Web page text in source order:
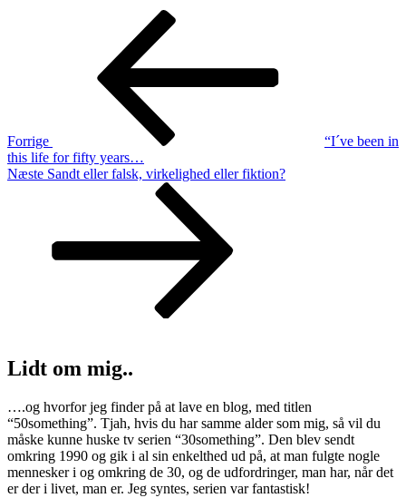
Indlægsnavigation
Forrige
“I´ve been in
this life for fifty years…
Næste
Næste Sandt eller falsk, virkelighed eller fiktion?
Lidt om mig..
….og hvorfor jeg finder på at lave en blog, med titlen
“50something”. Tjah, hvis du har samme alder som mig, så vil du
måske kunne huske tv serien “30something”. Den blev sendt
omkring 1990 og gik i al sin enkelthed ud på, at man fulgte nogle
mennesker i og omkring de 30, og de udfordringer, man har, når det
er der i livet, man er. Jeg syntes, serien var fantastisk!